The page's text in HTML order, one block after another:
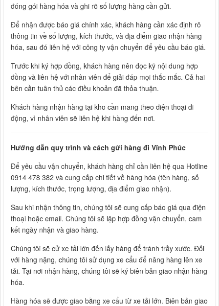
đóng gói hàng hóa và ghi rõ số lượng hàng cần gửi.
Để nhận được báo giá chính xác, khách hàng cần xác định rõ
thông tin về số lượng, kích thước, và địa điểm giao nhận hàng
hóa, sau đó liên hệ với công ty vận chuyển để yêu cầu báo giá.
Trước khi ký hợp đồng, khách hàng nên đọc kỹ nội dung hợp
đồng và liên hệ với nhân viên để giải đáp mọi thắc mắc. Cả hai
bên cần tuân thủ các điều khoản đã thỏa thuận.
Khách hàng nhận hàng tại kho cần mang theo điện thoại di
động, vì nhân viên sẽ liên hệ khi hàng đến nơi.
Hướng dẫn quy trình và cách gửi hàng đi Vĩnh Phúc
Để yêu cầu vận chuyển, khách hàng chỉ cần liên hệ qua Hotline
0914 478 382 và cung cấp chi tiết về hàng hóa (tên hàng, số
lượng, kích thước, trọng lượng, địa điểm giao nhận).
Sau khi nhận thông tin, chúng tôi sẽ cung cấp báo giá qua điện
thoại hoặc email. Chúng tôi sẽ lập hợp đồng vận chuyển, cam
kết ngày nhận và giao hàng.
Chúng tôi sẽ cử xe tải lớn đến lấy hàng để tránh trầy xước. Đối
với hàng nặng, chúng tôi sử dụng xe cẩu để nâng hàng lên xe
tải. Tại nơi nhận hàng, chúng tôi sẽ ký biên bản giao nhận hàng
hóa.
Hàng hóa sẽ được giao bằng xe cẩu từ xe tải lớn. Biên bản giao